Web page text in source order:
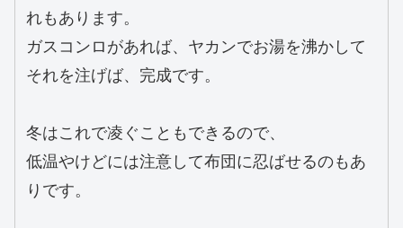
れもあります。
ガスコンロがあれば、ヤカンでお湯を沸かして
それを注げば、完成です。
冬はこれで凌ぐこともできるので、
低温やけどには注意して布団に忍ばせるのもあ
りです。